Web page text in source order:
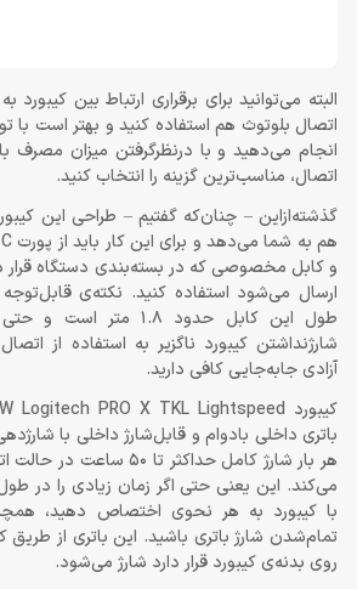
البته می‌توانید برای برقراری ارتباط بین کیبورد
اتصال بلوتوث هم استفاده کنید و بهتر است با
انجام می‌دهید و با درنظرگرفتن میزان مصرف
اتصال، مناسب‌ترین گزینه را انتخاب کنید.
گذشته‌ازاین – چنان‌که گفتیم – طراحی این
و کابل مخصوصی که در بسته‌بندی دستگاه قرار
ارسال می‌شود استفاده کنید. نکته‌ی
طول این کابل حدود 1.8
شارژنداشتن کیبورد ناگزیر به استفاده از
آزادی جابه‌جایی کافی‌ دارید.
باتری داخلی بادوام و قابل‌شارژ داخلی با
می‌کند. این یعنی حتی اگر زمان زیادی را در طول
با کیبورد به هر نحوی اختصاص دهید،
روی بدنه‌ی کیبورد قرار دارد شارژ می‌شود.